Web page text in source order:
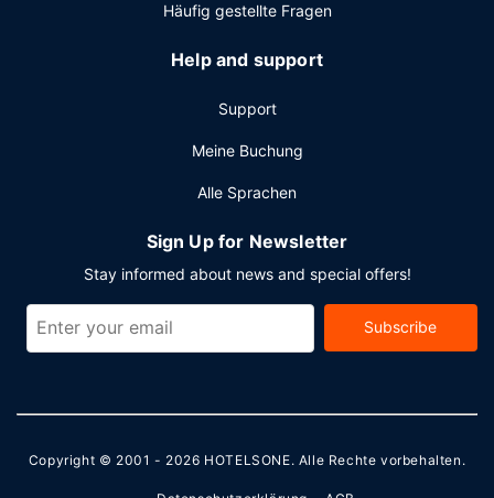
Häufig gestellte Fragen
Help and support
Support
Meine Buchung
Alle Sprachen
Sign Up for Newsletter
Stay informed about news and special offers!
Subscribe
Copyright © 2001 - 2026 HOTELSONE. Alle Rechte vorbehalten.